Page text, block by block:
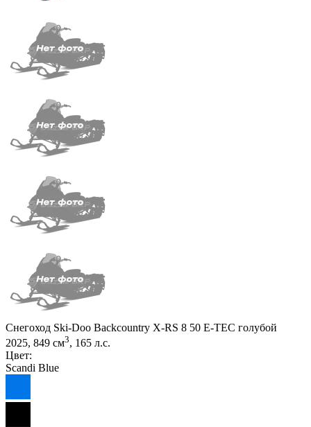
Снегоход Ski-Doo Backcountry X-RS 8 50 E-TEC голубой
2025, 849 см3, 165 л.с.
Цвет:
Scandi Blue